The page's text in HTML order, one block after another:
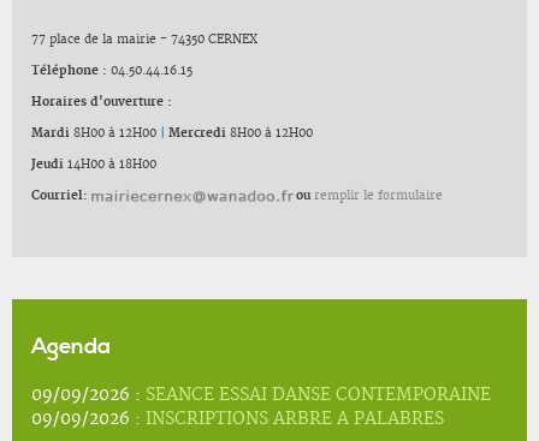
77 place de la mairie - 74350 CERNEX
Téléphone : 04.50.44.16.15
Horaires d'ouverture :
Mardi 8H00 à 12H00 Mercredi 8H00 à 12H00
Jeudi 14H00 à 18H00
Courriel: ou remplir le formulaire
Agenda
09/09/2026 : SEANCE ESSAI DANSE CONTEMPORAINE
09/09/2026 : INSCRIPTIONS ARBRE A PALABRES